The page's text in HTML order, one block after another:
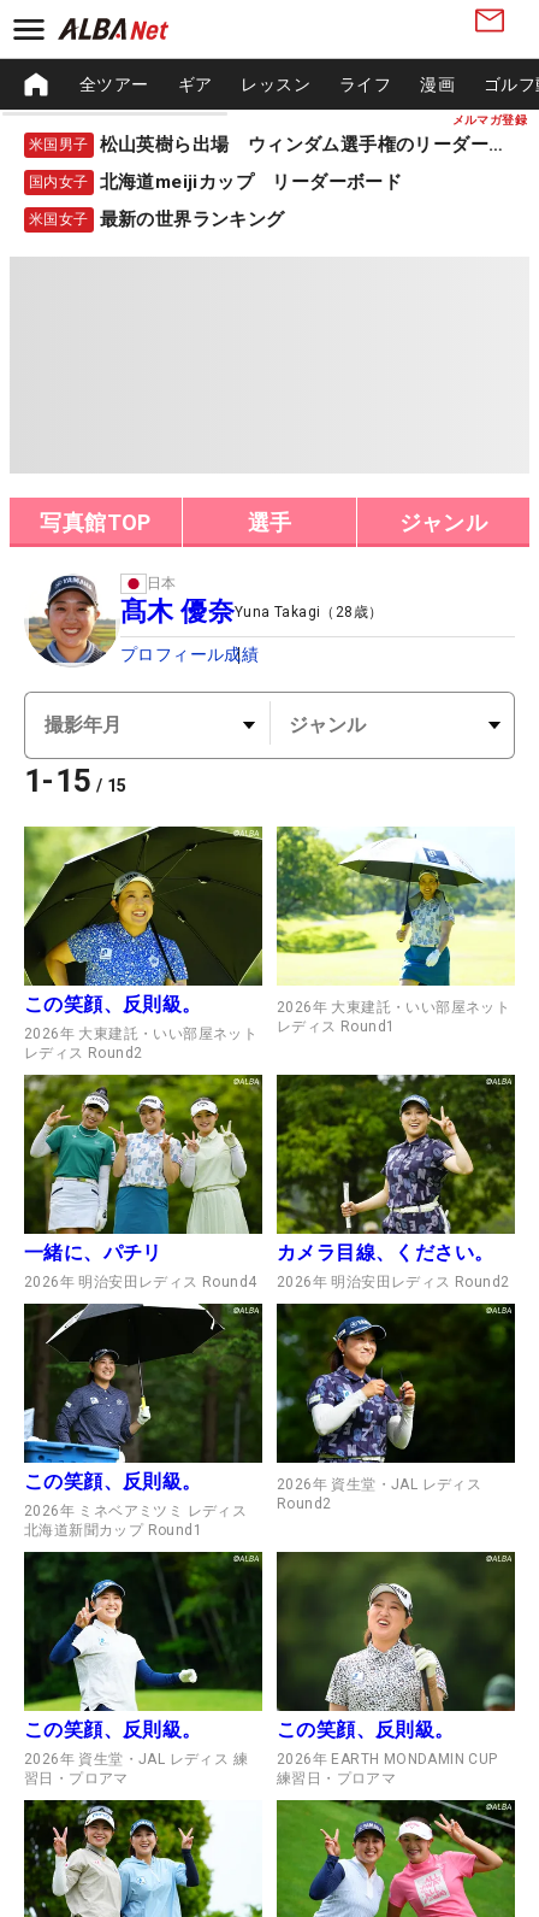
メルマガ登録
全ツアー ギア レッスン ライフ 漫画 ゴル
米国男子 松山英樹ら出場 ウィンダム選手権のリーダーボード
国内女子 北海道meijiカップ リーダーボード
米国女子 最新の世界ランキング
写真館TOP 選手 ジャンル
日本
髙木 優奈Yuna Takagi （ 28 歳）
プロフィール成績
1-15 / 15
この笑顔、反則級。
2026年 大東建託・いい部屋ネット
レディス Round2
2026年 大東建託・いい部屋ネット
レディス Round1
一緒に、パチリ
2026年 明治安田レディス Round4
カメラ目線、ください。
2026年 明治安田レディス Round2
この笑顔、反則級。
2026年 ミネベアミツミ レディス
北海道新聞カップ Round1
2026年 資生堂・JAL レディス
Round2
この笑顔、反則級。
2026年 資生堂・JAL レディス 練
習日・プロアマ
この笑顔、反則級。
2026年 EARTH MONDAMIN CUP
練習日・プロアマ